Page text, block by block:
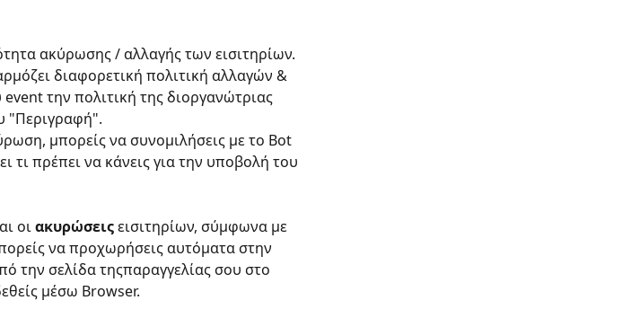
ακύρωσης / αλλαγής των εισιτηρίων.
διαφορετική πολιτική αλλαγών &
την πολιτική της διοργανώτριας
"Περιγραφή".
μπορείς να συνομιλήσεις με το Bot
τι πρέπει να κάνεις για την υποβολή του
οι ακυρώσεις εισιτηρίων, σύμφωνα με
να προχωρήσεις αυτόματα στην
την σελίδα τηςπαραγγελίας σου στο
μέσω Browser.